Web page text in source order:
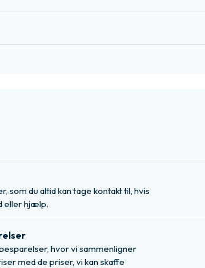
som du altid kan tage kontakt til, hvis
eller hjælp.
hvor vi sammenligner
med de priser, vi kan skaffe​